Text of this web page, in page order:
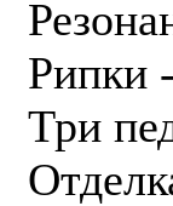
Рипки
Три